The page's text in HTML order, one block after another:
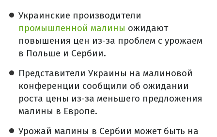
Украинские производители
промышленной малины ожидают
повышения цен из-за проблем с урожаем
в Польше и Сербии.
Представители Украины на малиновой
конференции сообщили об ожидании
роста цены из-за меньшего предложения
малины в Европе.
Урожай малины в Сербии может быть на